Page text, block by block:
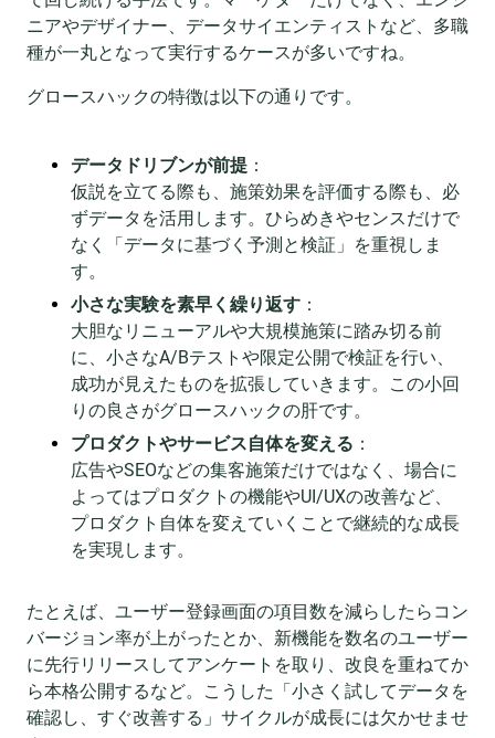
ニアやデザイナー、データサイエンティストなど、多職
種が一丸となって実行するケースが多いですね。
グロースハックの特徴は以下の通りです。
データドリブンが前提 ：
仮説を立てる際も、施策効果を評価する際も、必
ずデータを活用します。ひらめきやセンスだけで
なく「データに基づく予測と検証」を重視しま
す。
小さな実験を素早く繰り返す ：
大胆なリニューアルや大規模施策に踏み切る前
に、小さなA/Bテストや限定公開で検証を行い、
成功が見えたものを拡張していきます。この小回
りの良さがグロースハックの肝です。
プロダクトやサービス自体を変える ：
広告やSEOなどの集客施策だけではなく、場合に
よってはプロダクトの機能やUI/UXの改善など、
プロダクト自体を変えていくことで継続的な成長
を実現します。
たとえば、ユーザー登録画面の項目数を減らしたらコン
バージョン率が上がったとか、新機能を数名のユーザー
に先行リリースしてアンケートを取り、改良を重ねてか
ら本格公開するなど。こうした「小さく試してデータを
確認し、すぐ改善する」サイクルが成長には欠かせませ